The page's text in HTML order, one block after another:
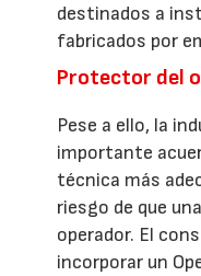
destinados a
fabricados por
Protector del
Pese a ello, la
importante
técnica más
riesgo de que
operador. El
incorporar un